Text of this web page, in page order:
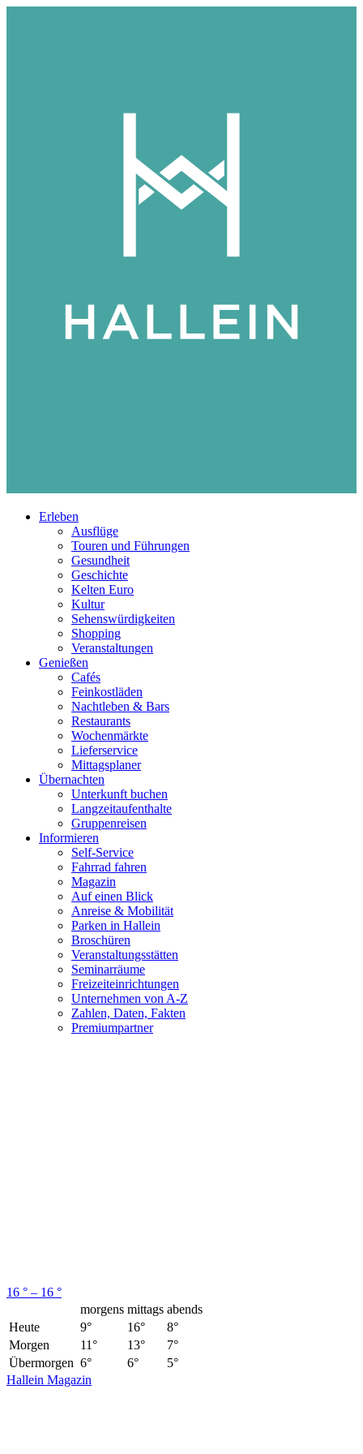
Erleben
Ausflüge
Touren und Führungen
Gesundheit
Geschichte
Kelten Euro
Kultur
Sehenswürdigkeiten
Shopping
Veranstaltungen
Genießen
Cafés
Feinkostläden
Nachtleben & Bars
Restaurants
Wochenmärkte
Lieferservice
Mittagsplaner
Übernachten
Unterkunft buchen
Langzeitaufenthalte
Gruppenreisen
Informieren
Self-Service
Fahrrad fahren
Magazin
Auf einen Blick
Anreise & Mobilität
Parken in Hallein
Broschüren
Veranstaltungsstätten
Seminarräume
Freizeiteinrichtungen
Unternehmen von A-Z
Zahlen, Daten, Fakten
Premiumpartner
16 ° – 16 °
morgens mittags abends
Heute
9° 16°
8°
Morgen
11° 13°
7°
Übermorgen 6° 6°
5°
Hallein Magazin